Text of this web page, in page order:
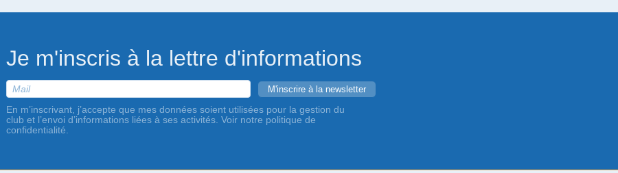
Je m'inscris à la lettre d'informations
En m’inscrivant, j’accepte que mes données soient utilisées pour la gestion du
club et l’envoi d’informations liées à ses activités. Voir notre politique de
confidentialité.